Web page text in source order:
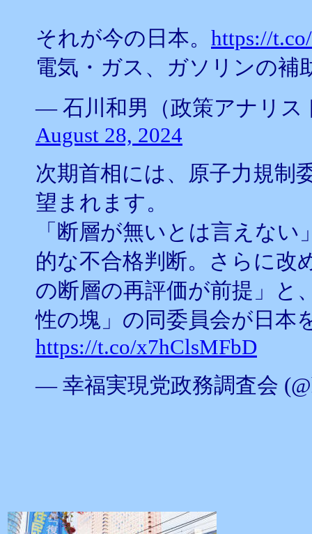
それが今の日本。 https://
電気・ガス、ガソリンの
— 石川和男（政策アナリス
August 28, 2024
次期首相には、原子力規制
望まれます。
「断層が無いとは言えな
的な不合格判断。さらに改
の断層の再評価が前提」と
性の塊」の同委員会が日本
https://t.co/x7hClsMFbD
— 幸福実現党政務調査会